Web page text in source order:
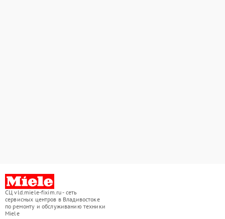
СЦ vld.miele-fixim.ru - сеть
сервисных центров в Владивостоке
по ремонту и обслуживанию техники
Miele